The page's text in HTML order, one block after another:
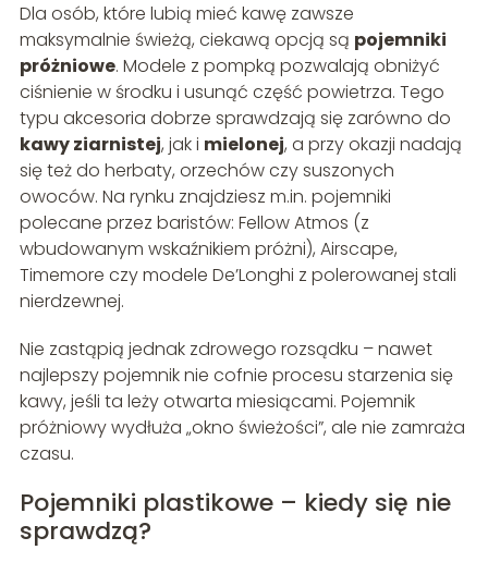
Dla osób, które lubią mieć kawę zawsze
maksymalnie świeżą, ciekawą opcją są pojemniki
próżniowe. Modele z pompką pozwalają obniżyć
ciśnienie w środku i usunąć część powietrza. Tego
typu akcesoria dobrze sprawdzają się zarówno do
kawy ziarnistej, jak i mielonej, a przy okazji nadają
się też do herbaty, orzechów czy suszonych
owoców. Na rynku znajdziesz m.in. pojemniki
polecane przez baristów: Fellow Atmos (z
wbudowanym wskaźnikiem próżni), Airscape,
Timemore czy modele De’Longhi z polerowanej stali
nierdzewnej.
Nie zastąpią jednak zdrowego rozsądku – nawet
najlepszy pojemnik nie cofnie procesu starzenia się
kawy, jeśli ta leży otwarta miesiącami. Pojemnik
próżniowy wydłuża „okno świeżości”, ale nie zamraża
czasu.
Pojemniki plastikowe – kiedy się nie
sprawdzą?